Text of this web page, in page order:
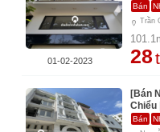
Bán
Trần
101.1
28
01-02-2023
[Bán
Chiểu
Bán